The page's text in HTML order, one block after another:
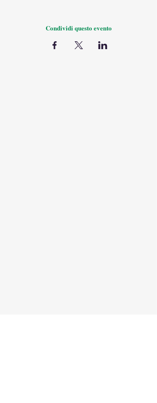
Condividi questo evento